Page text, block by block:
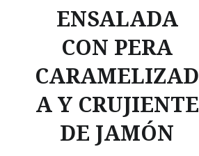
ENSALADA
CON PERA
CARAMELIZAD
A Y CRUJIENTE
DE JAMÓN